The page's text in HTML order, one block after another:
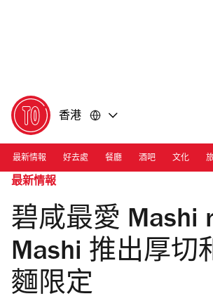
香港
最新情報 好去處 餐廳 酒吧 文化
最新情報
碧咸最愛 Mashi
Mashi 推出厚切
麵限定